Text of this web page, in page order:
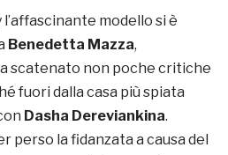
modello si è
Benedetta Mazza,
scatenato non poche critiche
fuori dalla casa più spiata
Dasha Dereviankina.
perso la fidanzata a causa del